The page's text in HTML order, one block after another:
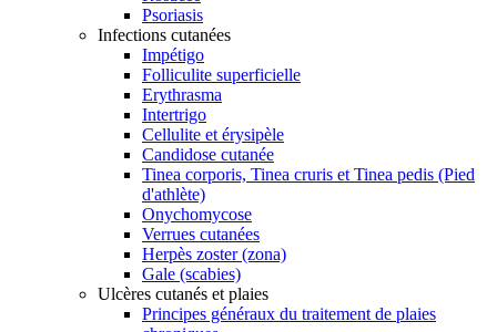
Psoriasis
Infections cutanées
Impétigo
Folliculite superficielle
Erythrasma
Intertrigo
Cellulite et érysipèle
Candidose cutanée
Tinea corporis, Tinea cruris et Tinea pedis (Pied
d'athlète)
Onychomycose
Verrues cutanées
Herpès zoster (zona)
Gale (scabies)
Ulcères cutanés et plaies
Principes généraux du traitement de plaies